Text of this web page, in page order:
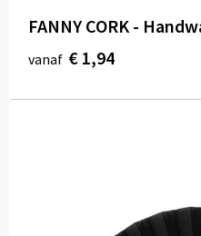
FANNY CORK -
vanaf € 1,94